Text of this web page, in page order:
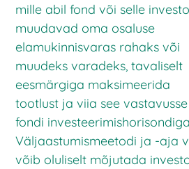
mille abil fond või selle
muudavad oma osaluse
elamukinnisvaras rahaks või
muudeks varadeks, tavaliselt
eesmärgiga maksimeerida
tootlust ja viia see vastavusse
fondi
Väljaastumismeetodi ja -aja
võib oluliselt mõjutada